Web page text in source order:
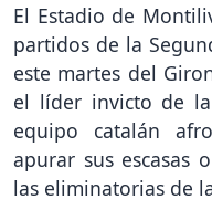
El Estadio de
partidos de la
este martes del
el líder invicto de
equipo catalán
apurar sus escasas
las eliminatorias de